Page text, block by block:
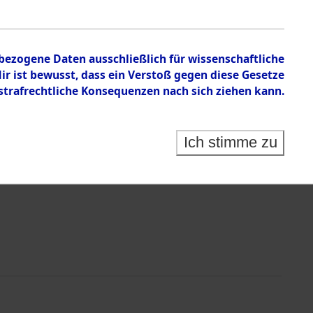
Daten ausschließlich für wissenschaftliche
bewusst, dass ein Verstoß gegen diese Gesetze
Konsequenzen nach sich ziehen kann.
Ich stimme zu